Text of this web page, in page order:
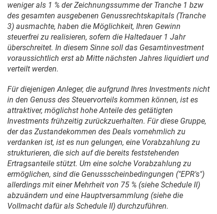
weniger als 1 % der Zeichnungssumme der Tranche 1 bzw
des gesamten ausgebenen Genussrechtskapitals (Tranche
3) ausmachte, haben die Möglichkeit, Ihren Gewinn
steuerfrei zu realisieren, sofern die Haltedauer 1 Jahr
überschreitet. In diesem Sinne soll das Gesamtinvestment
voraussichtlich erst ab Mitte nächsten Jahres liquidiert und
verteilt werden.
Für diejenigen Anleger, die aufgrund Ihres Investments nicht
in den Genuss des Steuervorteils kommen können, ist es
attraktiver, möglichst hohe Anteile des getätigten
Investments frühzeitig zurückzuerhalten. Für diese Gruppe,
der das Zustandekommen des Deals vornehmlich zu
verdanken ist, ist es nun gelungen, eine Vorabzahlung zu
strukturieren, die sich auf die bereits feststehenden
Ertragsanteile stützt. Um eine solche Vorabzahlung zu
ermöglichen, sind die Genussscheinbedingungen ("EPR's")
allerdings mit einer Mehrheit von 75 % (siehe Schedule II)
abzuändern und eine Hauptversammlung (siehe die
Vollmacht dafür als Schedule II) durchzuführen.